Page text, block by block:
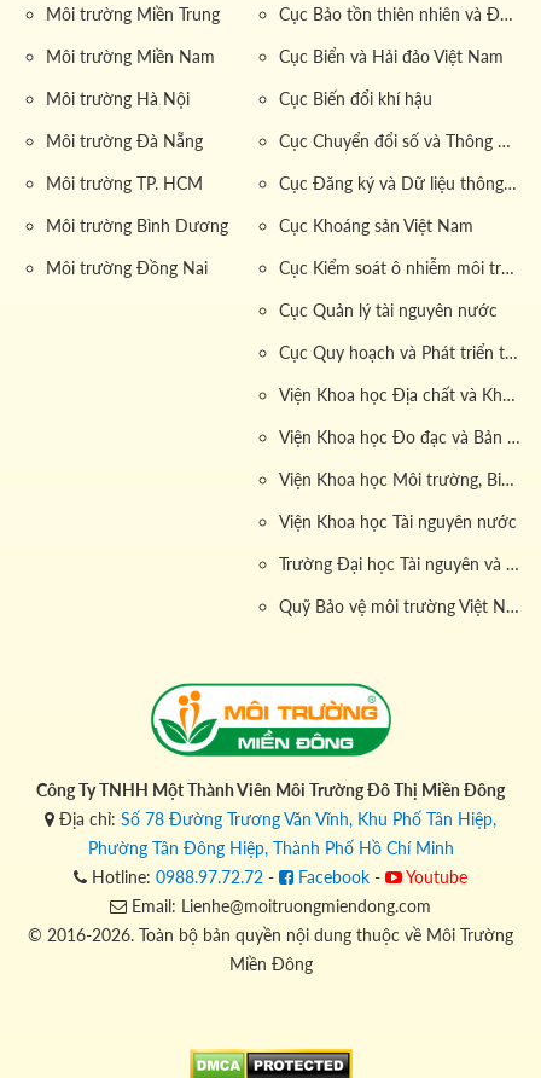
Môi trường Miền Trung
Môi trường Miền Nam
Môi trường Hà Nội
Môi trường Đà Nẵng
Môi trường TP. HCM
Môi trường Bình Dương
Môi trường Đồng Nai
Cục Bảo tồn thiên nhiên và Đa dạng sinh học
Cục Biển và Hải đảo Việt Nam
Cục Biến đổi khí hậu
Cục Chuyển đổi số và Thông tin dữ liệu tài nguyên môi trường
Cục Đăng ký và Dữ liệu thông tin đất đai
Cục Khoáng sản Việt Nam
Cục Kiểm soát ô nhiễm môi trường
Cục Quản lý tài nguyên nước
Cục Quy hoạch và Phát triển tài nguyên đất
Viện Khoa học Địa chất và Khoáng sản
Viện Khoa học Đo đạc và Bản đồ
Viện Khoa học Môi trường, Biển và Hải đảo
Viện Khoa học Tài nguyên nước
Trường Đại học Tài nguyên và Môi trường
Quỹ Bảo vệ môi trường Việt Nam
Công Ty TNHH Một Thành Viên Môi Trường Đô Thị Miền Đông
Địa chỉ: Số 78 Đường Trương Văn Vĩnh, Khu Phố Tân Hiệp,
Phường Tân Đông Hiệp, Thành Phố Hồ Chí Minh
Hotline: 0988.97.72.72 - Facebook -
Youtube
Email: Lienhe@moitruongmiendong.com
© 2016-2026. Toàn bộ bản quyền nội dung thuộc về Môi Trường
Miền Đông